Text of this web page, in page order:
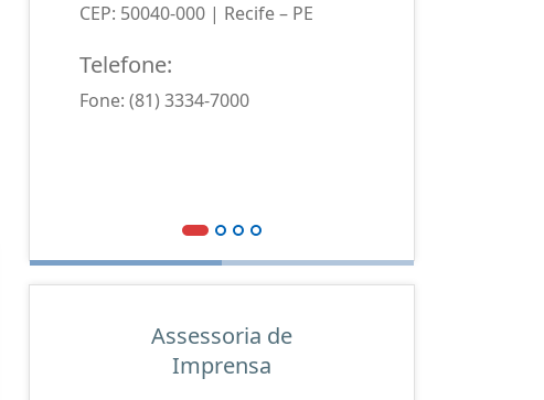
CEP: 50040-000 | Recife – PE
Telefone:
Fone: (81) 3334-7000
Assessoria de
Imprensa